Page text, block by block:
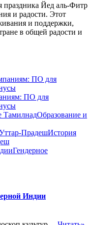
Йед аль-Фитр
и радости. Этот
и поддержки,
в общей радости и
ПО для
Образование и
История
Гендерное
Индии